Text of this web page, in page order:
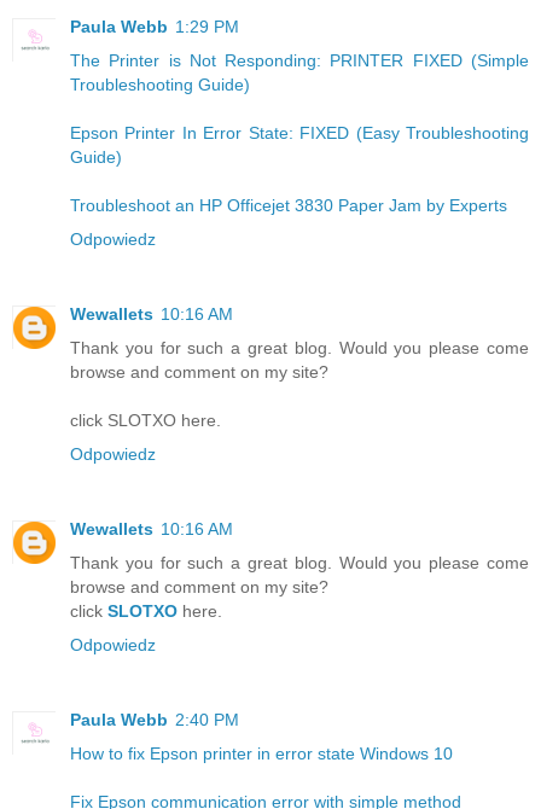
Paula Webb 1:29 PM
The Printer is Not Responding: PRINTER FIXED (Simple
Troubleshooting Guide)
Epson Printer In Error State: FIXED (Easy Troubleshooting
Guide)
Troubleshoot an HP Officejet 3830 Paper Jam by Experts
Odpowiedz
Wewallets 10:16 AM
Thank you for such a great blog. Would you please come
browse and comment on my site?
click SLOTXO here.
Odpowiedz
Wewallets 10:16 AM
Thank you for such a great blog. Would you please come
browse and comment on my site?
click SLOTXO here.
Odpowiedz
Paula Webb 2:40 PM
How to fix Epson printer in error state Windows 10
Fix Epson communication error with simple method